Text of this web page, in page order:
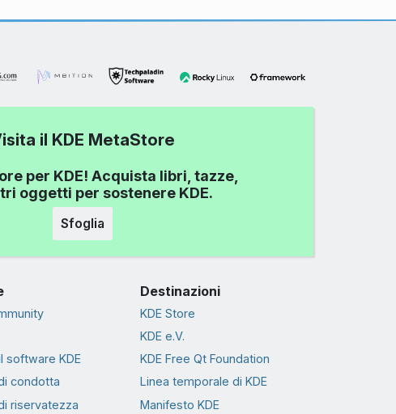
il KDE MetaStore
per KDE! Acquista libri, tazze,
oggetti per sostenere KDE.
Sfoglia
software KDE
condotta
riservatezza
Destinazioni
KDE Store
KDE e.V.
KDE Free Qt Foundation
Linea temporale di KDE
Manifesto KDE